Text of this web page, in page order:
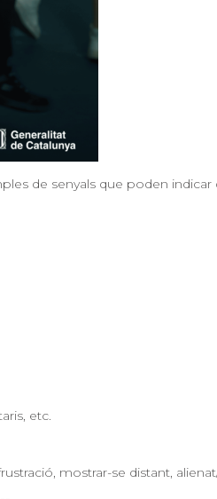
de senyals que poden
etc.
mostrar-se distant,